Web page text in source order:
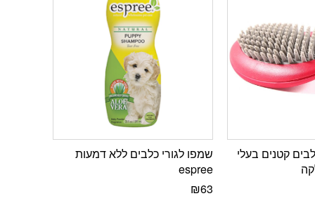
קטנים בעלי
שמפו לגורי כלבים ללא דמעות
espree
₪63